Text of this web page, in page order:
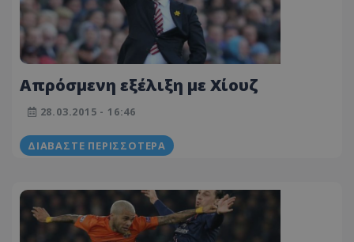
Aπρόσμενη εξέλιξη με Χίουζ
28.03.2015 - 16:46
ΔΙΑΒΆΣΤΕ ΠΕΡΙΣΣΌΤΕΡΑ